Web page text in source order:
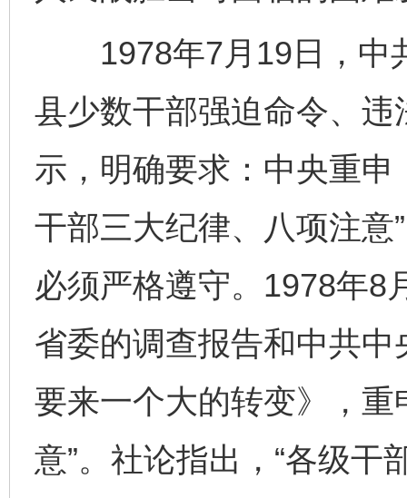
1978年7月19日，中
县少数干部强迫命令、
示，明确要求：中央重申
干部三大纪律、八项注意
必须严格遵守。1978年8
省委的调查报告和中共
要来一个大的转变》，重
意”。社论指出，“各级干